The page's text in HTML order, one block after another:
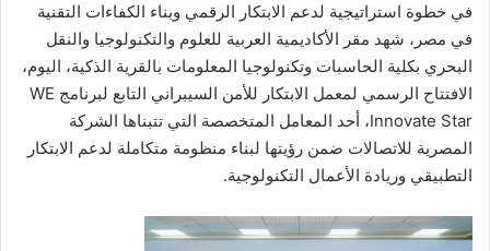
في خطوة استراتيجية لدعم الابتكار الرقمي وبناء الكفاءات التقنية
في مصر، شهد مقر الأكاديمية العربية للعلوم والتكنولوجيا والنقل
البحري بكلية الحاسبات وتكنولوجيا المعلومات بالقرية الذكية، اليوم،
الافتتاح الرسمي لمعمل الابتكار للأمن السيبراني التابع لبرنامج WE
Innovate Star، أحد المعامل المتخصصة التي تتبناها الشركة
المصرية للاتصالات ضمن رؤيتها لبناء منظومة متكاملة لدعم الابتكار
التطبيقي وريادة الأعمال التكنولوجية.